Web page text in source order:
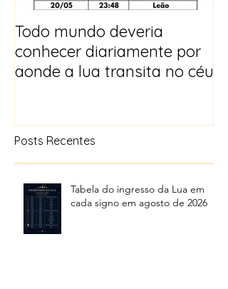
Todo mundo deveria
conhecer diariamente por
aonde a lua transita no céu
Posts Recentes
Tabela do ingresso da Lua em
cada signo em agosto de 2026